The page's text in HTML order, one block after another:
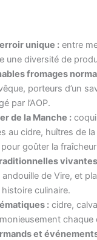
unique : entre
une diversité de
fromages
porteurs d’un
par l’AOP.
de la Manche :
au cidre, huîtres de
goûter la
de Vire, et
culinaire.
: cidre,
chaque
et